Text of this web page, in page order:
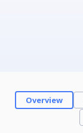
Overview